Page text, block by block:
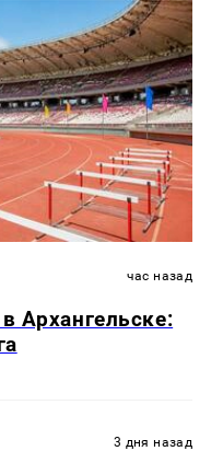
час назад
Архангельске:
3 дня назад